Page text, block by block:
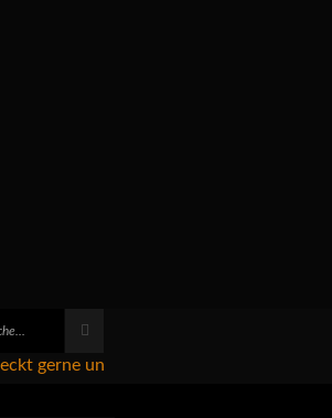
unseren Eventkalender, im Club